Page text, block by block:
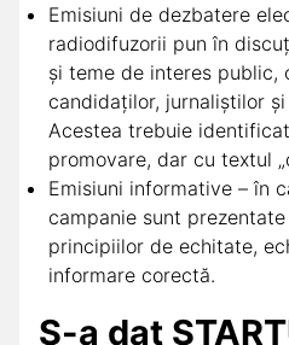
Emisiuni de dezbatere
radiodifuzorii pun în
și teme de interes public,
candidaților, jurnaliștilor
Acestea trebuie
promovare, dar cu textul
Emisiuni informative – în
campanie sunt
principiilor de echitate,
informare corectă.
S-a dat